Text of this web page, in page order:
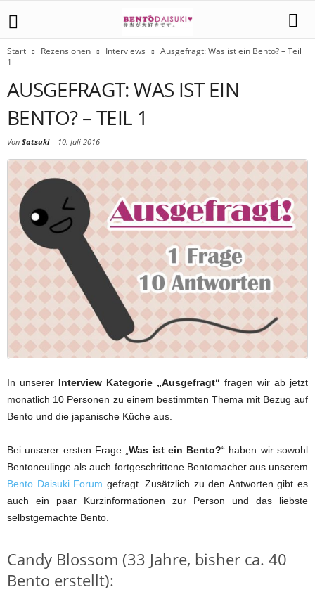
Start Rezensionen Interviews
Ausgefragt: Was ist ein Bento? – Teil
1
AUSGEFRAGT: WAS IST EIN
BENTO? – TEIL 1
Von Satsuki- 10. Juli 2016
In unserer Interview Kategorie „Ausgefragt“ fragen wir ab jetzt
monatlich 10 Personen zu einem bestimmten Thema mit Bezug auf
Bento und die japanische Küche aus.
Bei unserer ersten Frage „Was ist ein Bento?“ haben wir sowohl
Bentoneulinge als auch fortgeschrittene Bentomacher aus unserem
Bento Daisuki Forum gefragt. Zusätzlich zu den Antworten gibt es
auch ein paar Kurzinformationen zur Person und das liebste
selbstgemachte Bento.
Candy Blossom (33 Jahre, bisher ca. 40
Bento erstellt):